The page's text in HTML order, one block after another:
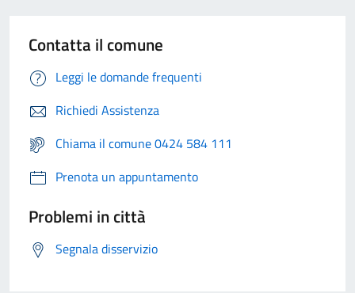
Contatta il comune
Leggi le domande frequenti
Richiedi Assistenza
Chiama il comune 0424 584 111
Prenota un appuntamento
Problemi in città
Segnala disservizio